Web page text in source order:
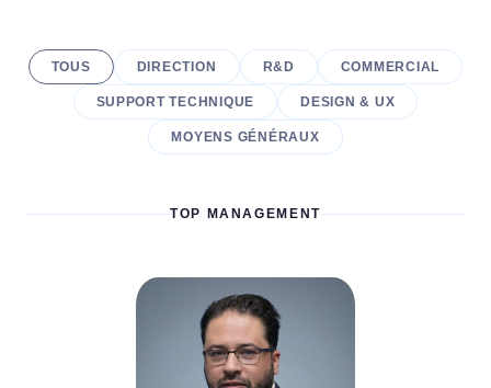
TOUS DIRECTION R&D COMMERCIAL
SUPPORT TECHNIQUE DESIGN & UX
MOYENS GÉNÉRAUX
TOP MANAGEMENT